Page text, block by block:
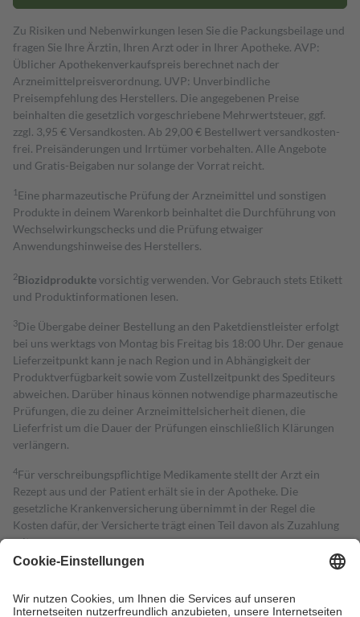
Zu Risiken und Nebenwirkungen lesen Sie die Packungsbeilage und
fragen Sie Ihre Ärztin, Ihren Arzt oder in Ihrer Apotheke. AVP:
Üblicher Apothekenverkaufspreis berechnet nach der
Arzneimittelpreisverordnung. UVP: Unverbindliche
Preisempfehlung des Herstellers. Die angegebenen Preise
beinhalten die gesetzlich vorgeschriebene Mehrwertsteuer, ggf.
zzgl. 3,95 € Versandkosten. Ab 29,00 € Bestell­wert versand­kosten­
frei. Preisänderungen und Irrtümer vorbehalten. Alle Angebote
und Gratis-Beigaben nur solange der Vorrat reicht.
1 Eine pharmazeutische Prüfung der Arzneimittel und sonstigen
Produkte in deinem Warenkorb beinhaltet die Durchführung von
Wechselwirkungschecks und die Prüfung etwaiger
Anwendungshinweise des Herstellers.
2Biozidproduktevorsichtig verwenden. Vor Gebrauch stets Etikett
und Produktinformationen lesen.
3Die Übergabe deiner Bestellung an den Paketdienstleister erfolgt
bei uns werktags von Montag bis Freitag bis 18:00 Uhr. Der genaue
Lieferzeitpunkt kann je nach Region und in Abhängigkeit der
Produktverfügbarkeit sowie vom Zustellzeitpunkt des Spediteurs
abweichen. Darüber hinaus können notwendige pharmazeutische
Prüfungen, die zu deiner Arzneimittelsicherheit dienen, die
Lieferfrist um die Dauer der Prüfungen einschließlich Klärungen
verlängern.
4Für verschreibungspflichtige Medikamente stellt der Arzt ein
Rezept aus und der Patient erhält sie in der Apotheke. Die
gesetzliche Krankenversicherung übernimmt in der Regel die
Kosten dafür, der Versicherte trägt einen Teil davon als Zuzahlung
mit.
Grundsätzlich leisten Mitglieder Zuzahlungen in Höhe von zehn
höchstens zehn Euro.
Es sind jedoch nie mehr als die tatsächlichen
Kosten der Leistung zu entrichten.